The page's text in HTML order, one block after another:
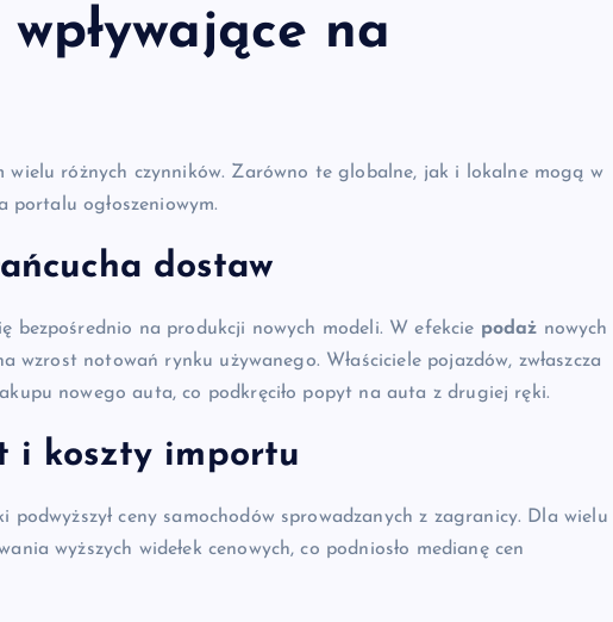
na
wielu różnych czynników. Zarówno te globalne, jak i lokalne mogą w
portalu ogłoszeniowym.
dostaw
bezpośrednio na produkcji nowych modeli. W efekcie podaż nowych
wzrost notowań rynku używanego. Właściciele pojazdów, zwłaszcza
nowego auta, co podkręciło popyt na auta z drugiej ręki.
i koszty importu
ceny samochodów sprowadzanych z zagranicy. Dla wielu
wyższych widełek cenowych, co podniosło medianę cen